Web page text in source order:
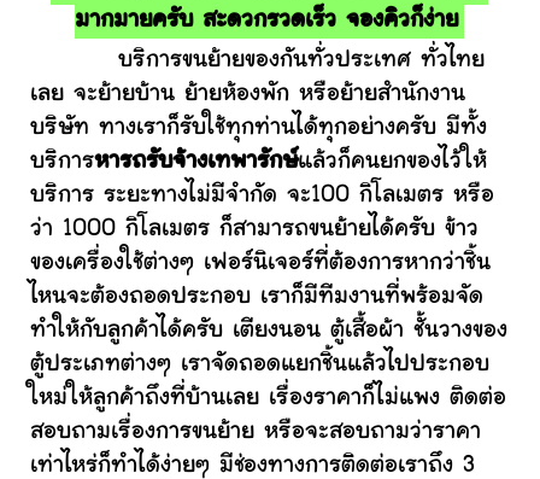
มากมายครับ สะดวกรวดเร็ว จองคิวก็ง่าย
บริการขนย้ายของกันทั่วประเทศ ทั่วไทย
เลย จะย้ายบ้าน ย้ายห้องพัก หรือย้ายสำนักงาน
บริษัท ทางเราก็รับใช้ทุกท่านได้ทุกอย่างครับ มีทั้ง
บริการหารถรับจ้างเทพารักษ์แล้วก็คนยกของไว้ให้
บริการ ระยะทางไม่มีจำกัด จะ100 กิโลเมตร หรือ
ว่า 1000 กิโลเมตร ก็สามารถขนย้ายได้ครับ ข้าว
ของเครื่องใช้ต่างๆ เฟอร์นิเจอร์ที่ต้องการหากว่าชิ้น
ไหนจะต้องถอดประกอบ เราก็มีทีมงานที่พร้อมจัด
ทำให้กับลูกค้าได้ครับ เตียงนอน ตู้เสื้อผ้า ชั้นวางของ
ตู้ประเภทต่างๆ เราจัดถอดแยกชิ้นแล้วไปประกอบ
ใหม่ให้ลูกค้าถึงที่บ้านเลย เรื่องราคาก็ไม่แพง ติดต่อ
สอบถามเรื่องการขนย้าย หรือจะสอบถามว่าราคา
เท่าไหร่ก็ทำได้ง่ายๆ มีช่องทางการติดต่อเราถึง 3